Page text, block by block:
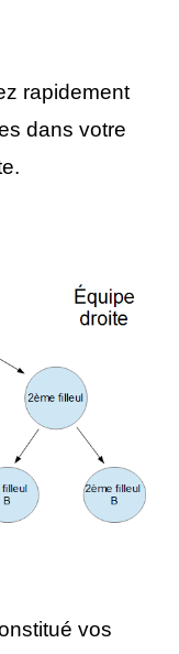
rapidement
dans votre
vos